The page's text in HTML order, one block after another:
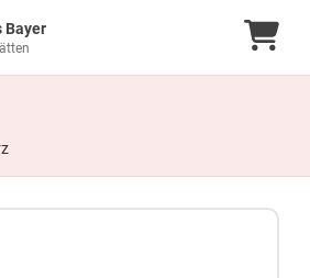
Bayer